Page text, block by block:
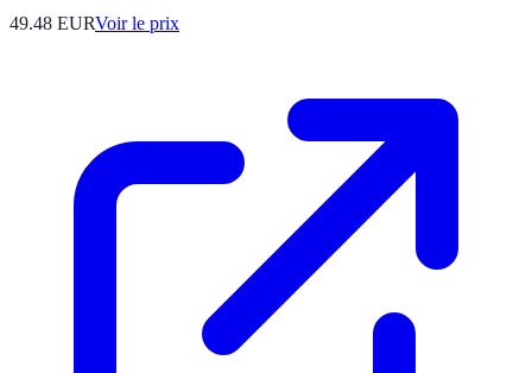
49.48 EURVoir le prix